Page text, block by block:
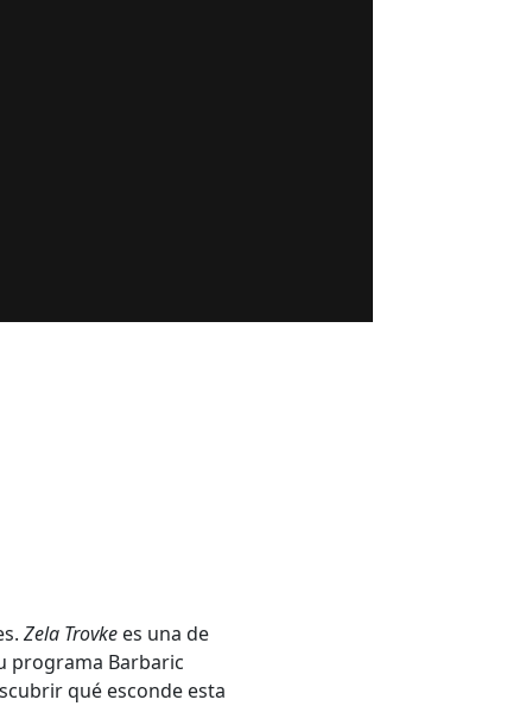
Zela Trovke es una de
programa Barbaric
qué esconde esta